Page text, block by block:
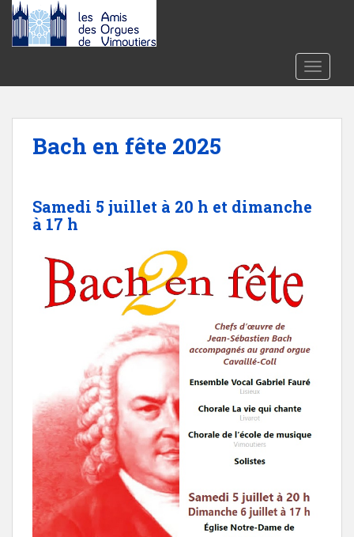
Bach en fête 2025
Samedi 5 juillet à 20 h et dimanche
à 17 h